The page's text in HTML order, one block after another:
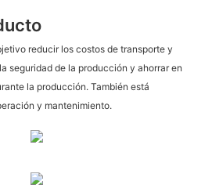
reducir los costos de transporte y
seguridad de la producción y ahorrar en
la producción. También está
y mantenimiento.